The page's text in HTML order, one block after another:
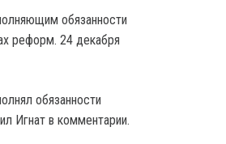
обязанности
реформ. 24 декабря
обязанности
Игнат в комментарии.